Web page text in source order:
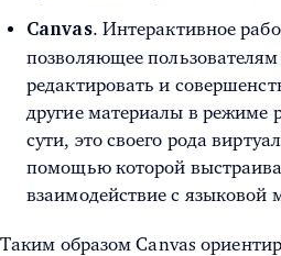
Canvas. Интерактивное
позволяющее пользователям
редактировать и
другие материалы в режиме
сути, это своего рода
помощью которой
взаимодействие с языковой
Таким образом Canvas